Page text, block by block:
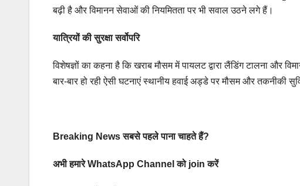
बढ़ी है और विमानन सेवाओं की नियमितता पर भी सवाल उठने लगे हैं।
यात्रियों की सुरक्षा सर्वोपरि
विशेषज्ञों का कहना है कि खराब मौसम में पायलट द्वारा लैंडिंग टालना और
बार-बार हो रही ऐसी घटनाएं स्थानीय हवाई अड्डे पर मौसम और तकनीकी
Breaking News सबसे पहले पाना चाहते हैं?
अभी हमारे WhatsApp Channel को join करें